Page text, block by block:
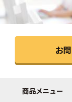
お
商品メニュー